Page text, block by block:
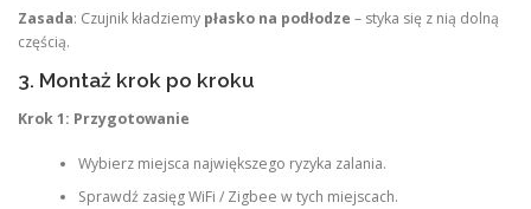
Zasada: Czujnik kładziemy płasko na podłodze – styka się z nią dolną
częścią.
3. Montaż krok po kroku
Krok 1: Przygotowanie
Wybierz miejsca największego ryzyka zalania.
Sprawdź zasięg WiFi / Zigbee w tych miejscach.